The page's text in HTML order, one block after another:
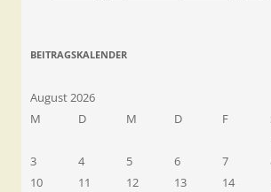
BEITRAGSKALENDER
August 2026
M
D M D F
3
4 5 6 7
10
11 12 13 14